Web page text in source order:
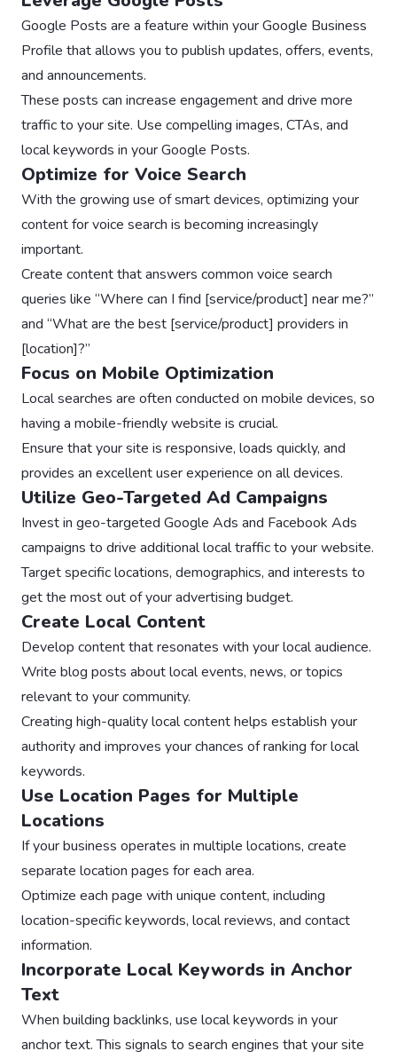
Google Posts are a feature within your Google Business
Profile that allows you to publish updates, offers, events,
and announcements.
These posts can increase engagement and drive more
traffic to your site. Use compelling images, CTAs, and
local keywords in your Google Posts.
Optimize for Voice Search
With the growing use of smart devices, optimizing your
content for voice search is becoming increasingly
important.
Create content that answers common voice search
queries like “Where can I find [service/product] near me?”
and “What are the best [service/product] providers in
[location]?”
Focus on Mobile Optimization
Local searches are often conducted on mobile devices, so
having a mobile-friendly website is crucial.
Ensure that your site is responsive, loads quickly, and
provides an excellent user experience on all devices.
Utilize Geo-Targeted Ad Campaigns
Invest in geo-targeted Google Ads and Facebook Ads
campaigns to drive additional local traffic to your website.
Target specific locations, demographics, and interests to
get the most out of your advertising budget.
Create Local Content
Develop content that resonates with your local audience.
Write blog posts about local events, news, or topics
relevant to your community.
Creating high-quality local content helps establish your
authority and improves your chances of ranking for local
keywords.
Use Location Pages for Multiple
Locations
If your business operates in multiple locations, create
separate location pages for each area.
Optimize each page with unique content, including
location-specific keywords, local reviews, and contact
information.
Incorporate Local Keywords in Anchor
Text
When building backlinks, use local keywords in your
anchor text. This signals to search engines that your site